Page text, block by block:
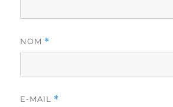
NOM *
E-MAIL *